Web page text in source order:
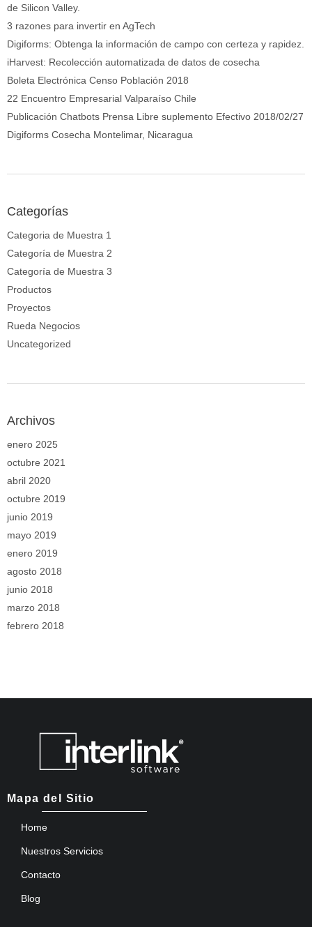
de Silicon Valley.
3 razones para invertir en AgTech
Digiforms: Obtenga la información de campo con certeza y rapidez.
iHarvest: Recolección automatizada de datos de cosecha
Boleta Electrónica Censo Población 2018
22 Encuentro Empresarial Valparaíso Chile
Publicación Chatbots Prensa Libre suplemento Efectivo 2018/02/27
Digiforms Cosecha Montelimar, Nicaragua
Categorías
Categoria de Muestra 1
Categoría de Muestra 2
Categoría de Muestra 3
Productos
Proyectos
Rueda Negocios
Uncategorized
Archivos
enero 2025
octubre 2021
abril 2020
octubre 2019
junio 2019
mayo 2019
enero 2019
agosto 2018
junio 2018
marzo 2018
febrero 2018
Mapa del Sitio
Home
Nuestros Servicios
Contacto
Blog